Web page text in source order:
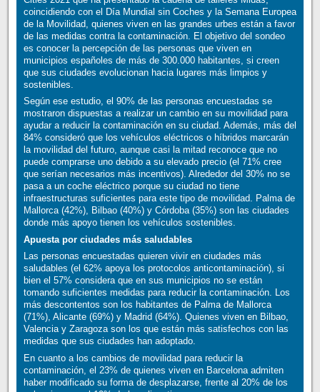
coincidiendo con el Día Mundial sin Coches y la Semana Europea
de la Movilidad, quienes viven en las grandes urbes están a favor
de las medidas contra la contaminación. El objetivo del sondeo
es conocer la percepción de las personas que viven en
municipios españoles de más de 300.000 habitantes, si creen
que sus ciudades evolucionan hacia lugares más limpios y
sostenibles.
Según ese estudio, el 90% de las personas encuestadas se
mostraron dispuestas a realizar un cambio en su movilidad para
ayudar a reducir la contaminación en su ciudad. Además, más del
84% consideró que los vehículos eléctricos o híbridos marcarán
la movilidad del futuro, aunque casi la mitad reconoce que no
puede comprarse uno debido a su elevado precio (el 71% cree
que serían necesarios más incentivos). Alrededor del 30% no se
pasa a un coche eléctrico porque su ciudad no tiene
infraestructuras suficientes para este tipo de movilidad. Palma de
Mallorca (42%), Bilbao (40%) y Córdoba (35%) son las ciudades
donde más apoyo tienen los vehículos sostenibles.
Apuesta por ciudades más saludables
Las personas encuestadas quieren vivir en ciudades más
saludables (el 62% apoya los protocolos anticontaminación), si
bien el 57% considera que en sus municipios no se están
tomando suficientes medidas para reducir la contaminación. Los
más descontentos son los habitantes de Palma de Mallorca
(71%), Alicante (69%) y Madrid (64%). Quienes viven en Bilbao,
Valencia y Zaragoza son los que están más satisfechos con las
medidas que sus ciudades han adoptado.
En cuanto a los cambios de movilidad para reducir la
contaminación, el 23% de quienes viven en Barcelona admiten
haber modificado su forma de desplazarse, frente al 20% de los